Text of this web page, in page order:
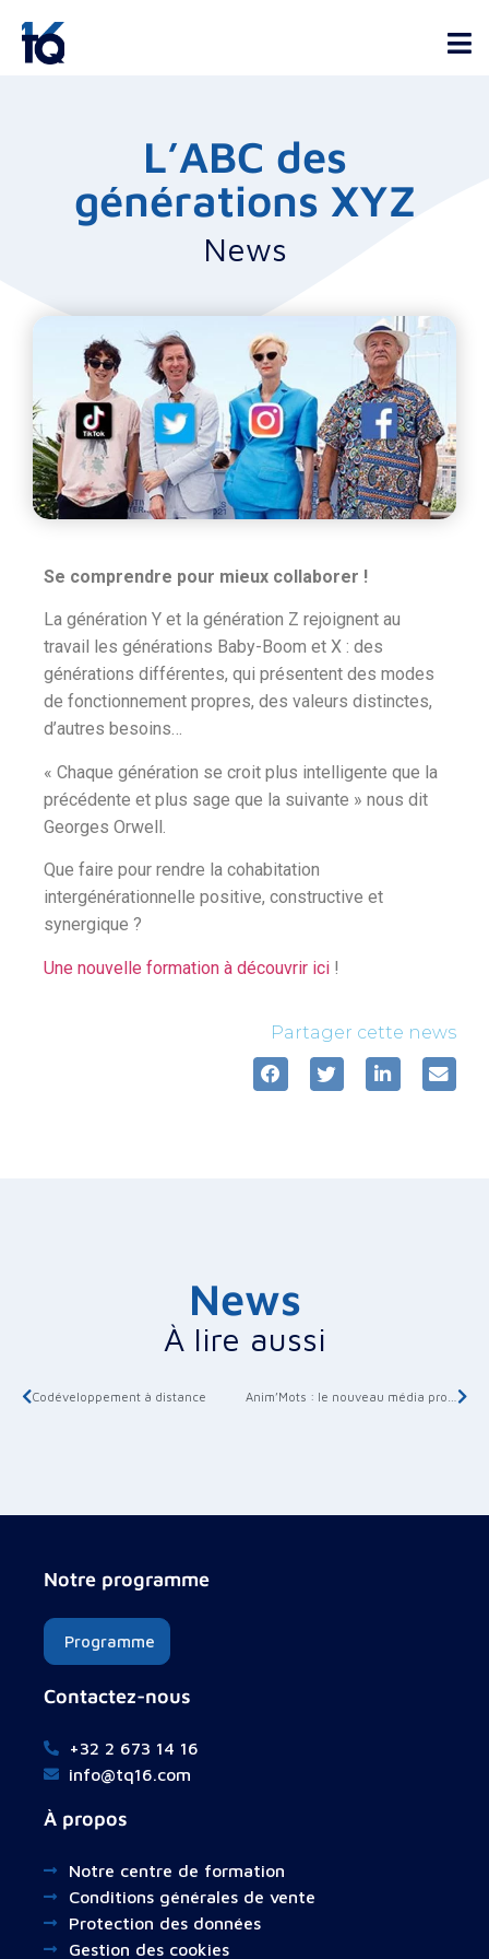
L’ABC des
générations XYZ
News
Se comprendre pour mieux collaborer !
La génération Y et la génération Z rejoignent au
travail les générations Baby-Boom et X : des
générations différentes, qui présentent des modes
de fonctionnement propres, des valeurs distinctes,
d’autres besoins…
« Chaque génération se croit plus intelligente que la
précédente et plus sage que la suivante » nous dit
Georges Orwell.
Que faire pour rendre la cohabitation
intergénérationnelle positive, constructive et
synergique ?
Une nouvelle formation à découvrir ici !
Partager cette news
News
À lire aussi
Codéveloppement à distance
Notre programme
Programme
Contactez-nous
+32 2 673 14 16
info@tq16.com
À propos
Notre centre de formation
Conditions générales de vente
Protection des données
Gestion des cookies